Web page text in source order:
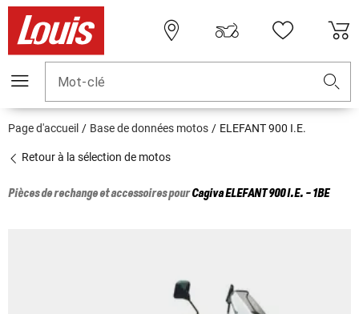
Mot-clé
Page d'accueil Base de données motos ELEFANT 900 I.E.
Retour à la sélection de motos
Pièces de rechange et accessoires pourCagivaELEFANT 900 I.E. - 1BE